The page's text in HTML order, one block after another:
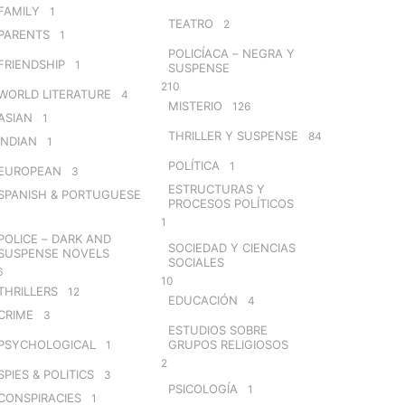
1
1
1
LITERATURE 4
1
1
3
& PORTUGUESE
– DARK AND
NOVELS
12
3
1
& POLITICS 3
1
TEATRO 2
POLICÍACA – NEGRA Y
SUSPENSE
210
MISTERIO 126
THRILLER Y SUSPENSE 84
POLÍTICA 1
ESTRUCTURAS Y
PROCESOS POLÍTICOS
1
SOCIEDAD Y CIENCIAS
SOCIALES
10
EDUCACIÓN 4
ESTUDIOS SOBRE
GRUPOS RELIGIOSOS
2
PSICOLOGÍA 1